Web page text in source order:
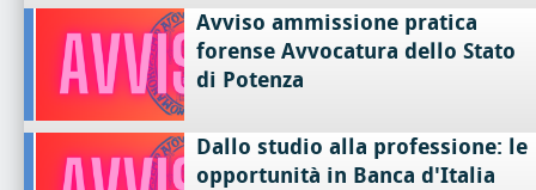
Avviso ammissione pratica
forense Avvocatura dello Stato
di Potenza
Dallo studio alla professione: le
opportunità in Banca d'Italia